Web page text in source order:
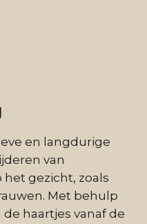
en langdurige
van
gezicht, zoals
Met behulp
haartjes vanaf de